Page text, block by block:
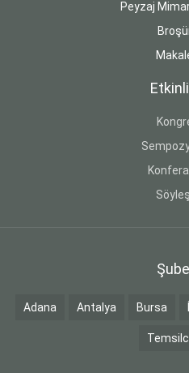
Peyzaj
Adana Antalya Bursa